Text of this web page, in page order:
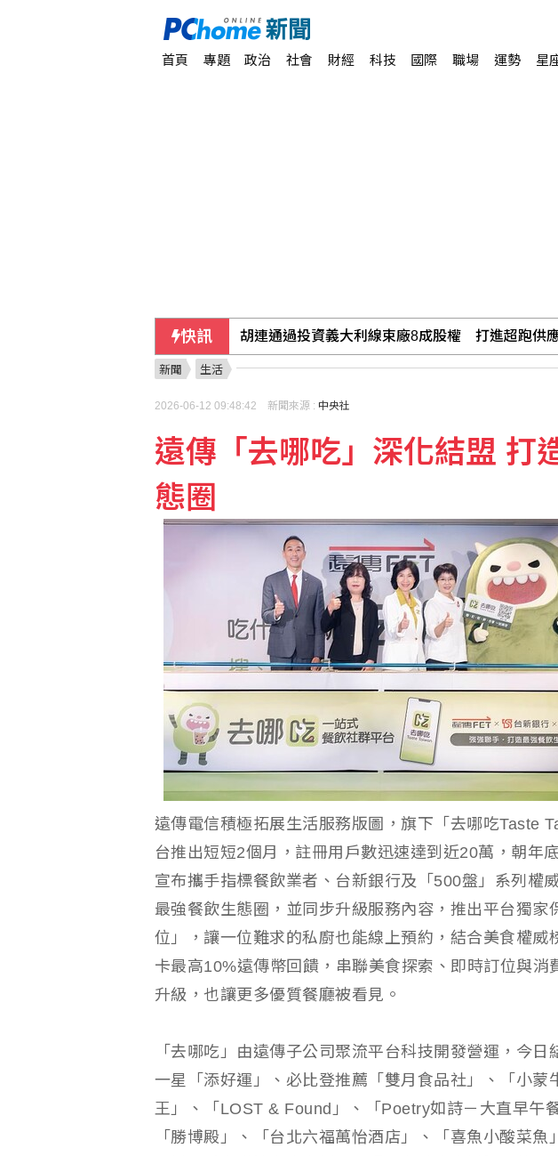
首頁 專題 政治 社會 財經 科技 國際 職場 運勢 星
快訊 胡連通過投資義大利線束廠8成股權 打進超跑供
社宅政策縮水？內政部：找到地就蓋恐成空屋
新聞 生活
2026-06-12 09:48:42 新聞來源 : 中央社
遠傳「去哪吃」深化結盟 打
態圈
遠傳電信積極拓展生活服務版圖，旗下「去哪吃Taste
台推出短短2個月，註冊用戶數迅速達到近20萬，朝年
宣布攜手指標餐飲業者、台新銀行及「500盤」系列權
最強餐飲生態圈，並同步升級服務內容，推出平台獨家
位」，讓一位難求的私廚也能線上預約，結合美食權威
卡最高10%遠傳幣回饋，串聯美食探索、即時訂位與消
升級，也讓更多優質餐廳被看見。
「去哪吃」由遠傳子公司聚流平台科技開發營運，今
一星「添好運」、必比登推薦「雙月食品社」、「小蒙
王」、「LOST & Found」、「Poetry如詩－大直早午
「勝博殿」、「台北六福萬怡酒店」、「喜魚小酸菜